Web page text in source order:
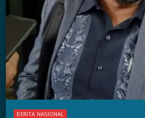
BERITA NASIONAL